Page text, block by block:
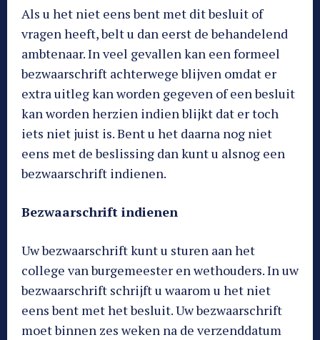
Als u het niet eens bent met dit besluit of
vragen heeft, belt u dan eerst de behandelend
ambtenaar. In veel gevallen kan een formeel
bezwaarschrift achterwege blijven omdat er
extra uitleg kan worden gegeven of een besluit
kan worden herzien indien blijkt dat er toch
iets niet juist is. Bent u het daarna nog niet
eens met de beslissing dan kunt u alsnog een
bezwaarschrift indienen.
Bezwaarschrift indienen
Uw bezwaarschrift kunt u sturen aan het
college van burgemeester en wethouders. In uw
bezwaarschrift schrijft u waarom u het niet
eens bent met het besluit. Uw bezwaarschrift
moet binnen zes weken na de verzenddatum